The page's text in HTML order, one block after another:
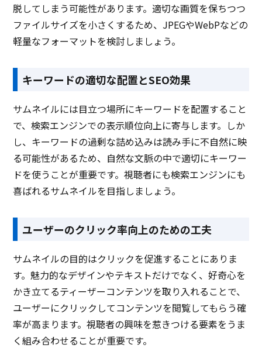
脱してしまう可能性があります。適切な画質を保ちつつ
ファイルサイズを小さくするため、JPEGやWebPなどの
軽量なフォーマットを検討しましょう。
キーワードの適切な配置とSEO効果
サムネイルには目立つ場所にキーワードを配置すること
で、検索エンジンでの表示順位向上に寄与します。しか
し、キーワードの過剰な詰め込みは読み手に不自然に映
る可能性があるため、自然な文脈の中で適切にキーワー
ドを使うことが重要です。視聴者にも検索エンジンにも
喜ばれるサムネイルを目指しましょう。
ユーザーのクリック率向上のための工夫
サムネイルの目的はクリックを促進することにありま
す。魅力的なデザインやテキストだけでなく、好奇心を
かき立てるティーザーコンテンツを取り入れることで、
ユーザーにクリックしてコンテンツを閲覧してもらう確
率が高まります。視聴者の興味を惹きつける要素をうま
く組み合わせることが重要です。